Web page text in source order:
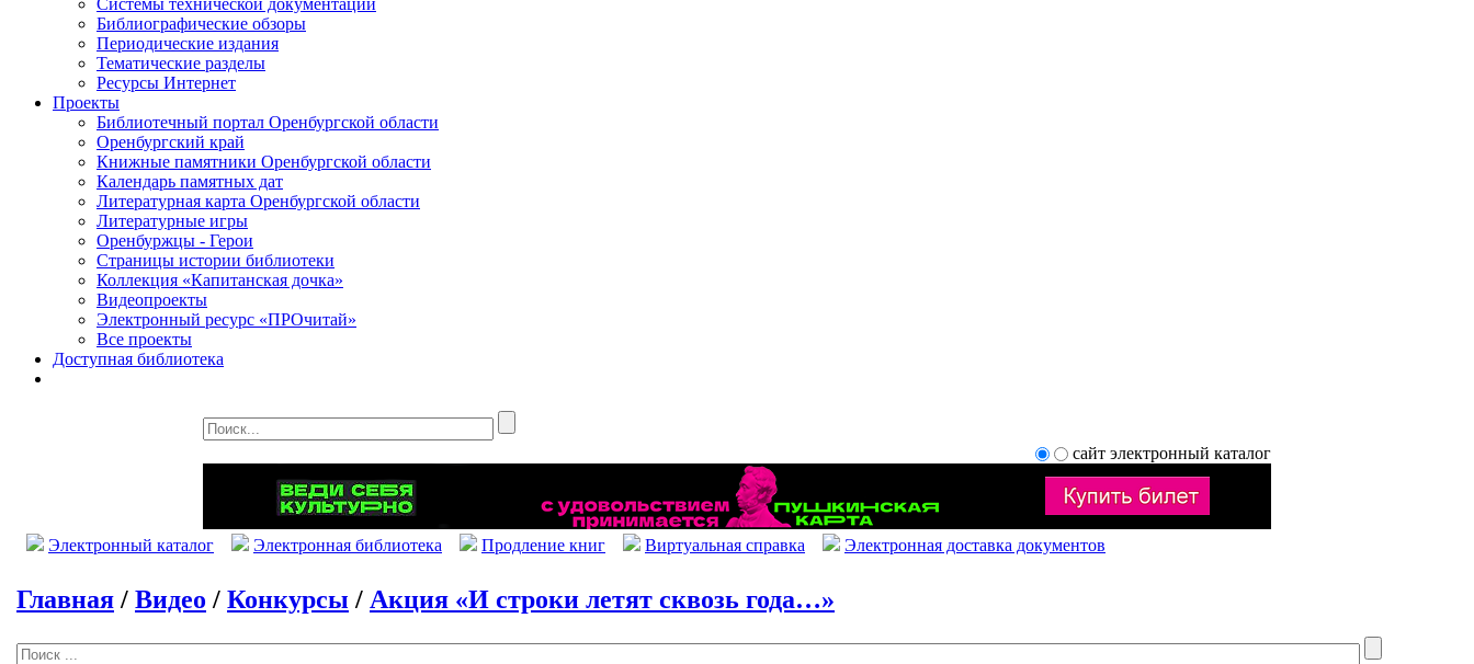
Cистемы технической документации
Библиографические обзоры
Периодические издания
Тематические разделы
Ресурсы Интернет
Проекты
Библиотечный портал Оренбургской области
Оренбургский край
Книжные памятники Оренбургской области
Календарь памятных дат
Литературная карта Оренбургской области
Литературные игры
Оренбуржцы - Герои
Страницы истории библиотеки
Коллекция «Капитанская дочка»
Видеопроекты
Электронный ресурс «ПРОчитай»
Все проекты
Доступная библиотека
сайт электронный каталог
Электронный каталог Электронная библиотека Продление книг Виртуальная справка Электронная доставка документов
Главная / Видео / Конкурсы / Акция «И строки летят сквозь года…»